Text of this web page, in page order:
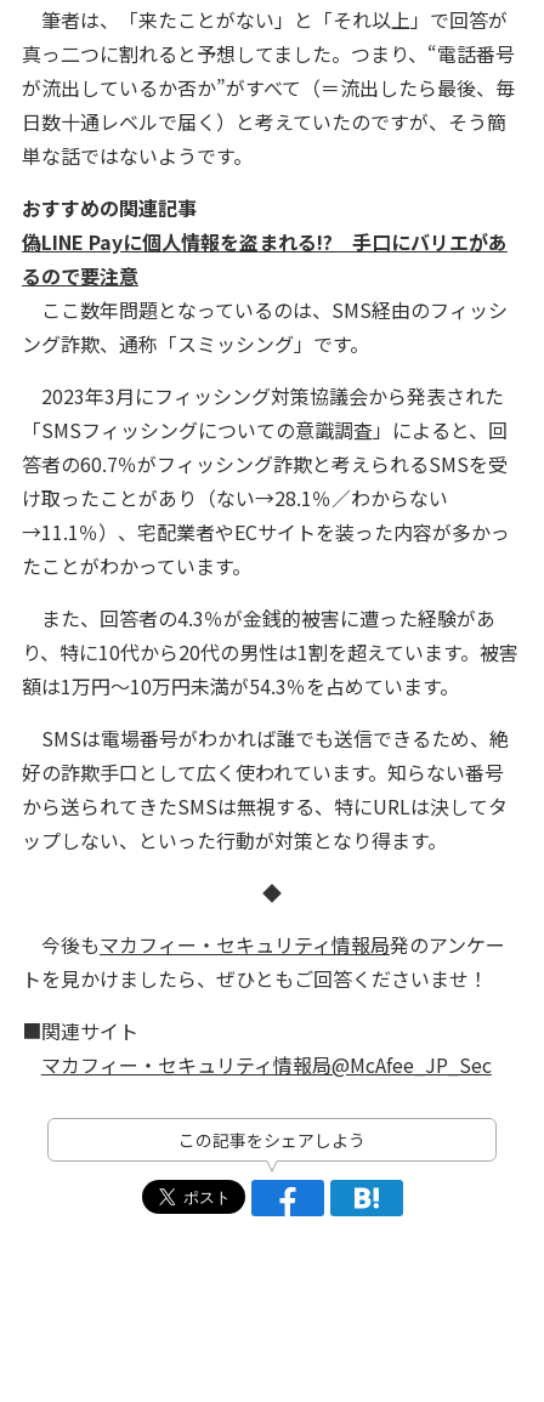
筆者は、「来たことがない」と「それ以上」で回答が
真っ二つに割れると予想してました。つまり、“電話番号
が流出しているか否か”がすべて（＝流出したら最後、毎
日数十通レベルで届く）と考えていたのですが、そう簡
単な話ではないようです。
おすすめの関連記事
偽LINE Payに個人情報を盗まれる!? 手口にバリエがあ
るので要注意
ここ数年問題となっているのは、SMS経由のフィッシ
ング詐欺、通称「スミッシング」です。
2023年3月にフィッシング対策協議会から発表された
「SMSフィッシングについての意識調査」によると、回
答者の60.7％がフィッシング詐欺と考えられるSMSを受
け取ったことがあり（ない→28.1％／わからない
→11.1％）、宅配業者やECサイトを装った内容が多かっ
たことがわかっています。
また、回答者の4.3％が金銭的被害に遭った経験があ
り、特に10代から20代の男性は1割を超えています。被害
額は1万円～10万円未満が54.3％を占めています。
SMSは電場番号がわかれば誰でも送信できるため、絶
好の詐欺手口として広く使われています。知らない番号
から送られてきたSMSは無視する、特にURLは決してタ
ップしない、といった行動が対策となり得ます。
◆
今後もマカフィー・セキュリティ情報局発のアンケー
トを見かけましたら、ぜひともご回答くださいませ！
■関連サイト
マカフィー・セキュリティ情報局@McAfee_JP_Sec
この記事をシェアしよう